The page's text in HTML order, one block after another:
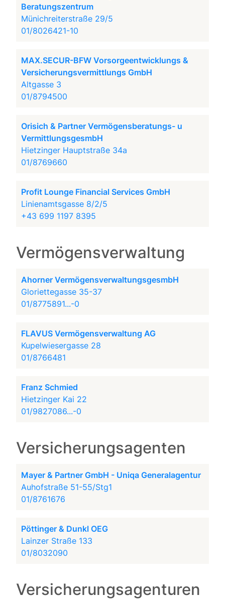
Beratungszentrum
Münichreiterstraße 29/5
01/8026421-10
MAX.SECUR-BFW Vorsorgeentwicklungs &
Versicherungsvermittlungs GmbH
Altgasse 3
01/8794500
Orisich & Partner Vermögensberatungs- u
VermittlungsgesmbH
Hietzinger Hauptstraße 34a
01/8769660
Profit Lounge Financial Services GmbH
Linienamtsgasse 8/2/5
+43 699 1197 8395
Vermögensverwaltung
Ahorner VermögensverwaltungsgesmbH
Gloriettegasse 35-37
01/8775891...-0
FLAVUS Vermögensverwaltung AG
Kupelwiesergasse 28
01/8766481
Franz Schmied
Hietzinger Kai 22
01/9827086...-0
Versicherungsagenten
Mayer & Partner GmbH - Uniqa Generalagentur
Auhofstraße 51-55/Stg1
01/8761676
Pöttinger & Dunkl OEG
Lainzer Straße 133
01/8032090
Versicherungsagenturen